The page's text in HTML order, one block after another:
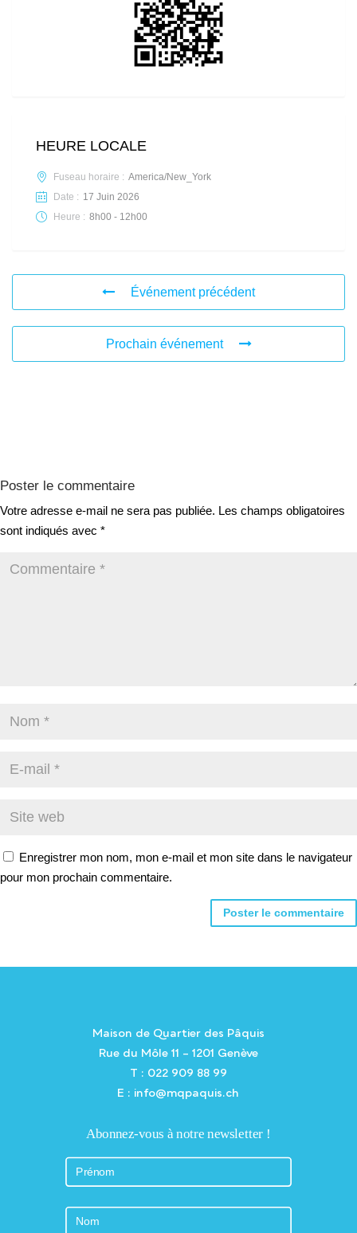
HEURE LOCALE
Fuseau horaire : America/New_York
Date : 17 Juin 2026
Heure : 8h00 - 12h00
Événement précédent
Prochain événement
Poster le commentaire
Votre adresse e-mail ne sera pas publiée. Les champs obligatoires
sont indiqués avec *
Enregistrer mon nom, mon e-mail et mon site dans le navigateur
pour mon prochain commentaire.
Maison de Quartier des Pâquis
Rue du Môle 11 – 1201 Genève
T : 022 909 88 99
E : info@mqpaquis.ch
Abonnez-vous à notre newsletter !